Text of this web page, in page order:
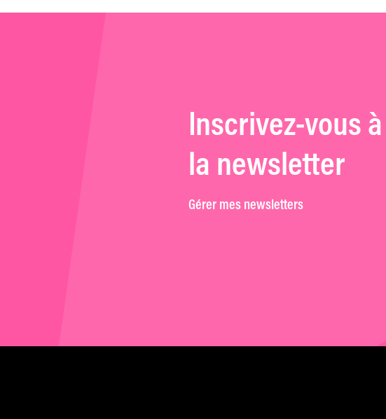
Inscrivez-vous à
la newsletter
Gérer mes newsletters